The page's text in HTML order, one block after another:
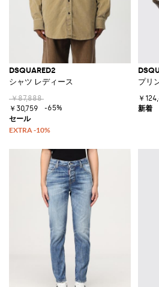
DSQUARED2
シャツ レディース
￥87,888
￥30,759
-65%
プリ
￥